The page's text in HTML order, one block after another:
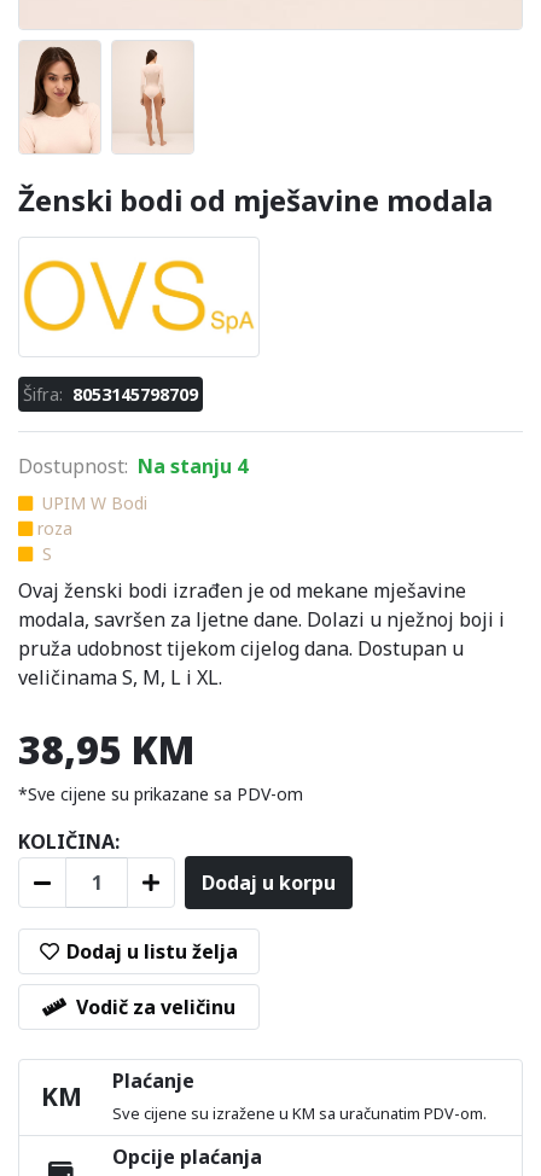
Ženski bodi od mješavine modala
Šifra: 8053145798709
Dostupnost: Na stanju 4
UPIM W Bodi
roza
S
Ovaj ženski bodi izrađen je od mekane mješavine
modala, savršen za ljetne dane. Dolazi u nježnoj boji i
pruža udobnost tijekom cijelog dana. Dostupan u
veličinama S, M, L i XL.
38,95 KM
*Sve cijene su prikazane sa PDV-om
KOLIČINA:
Dodaj u korpu
Dodaj u listu želja
Vodič za veličinu
KM Plaćanje
Sve cijene su izražene u KM sa uračunatim PDV-om.
Opcije plaćanja